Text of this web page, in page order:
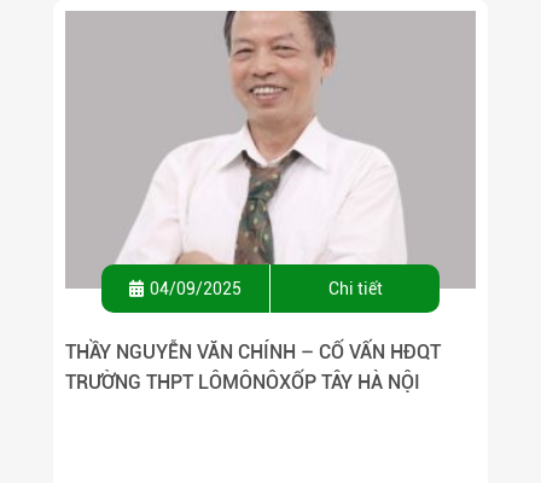
04/09/2025 Chi tiết
THẦY NGUYỄN VĂN CHÍNH – CỐ VẤN HĐQT
TRƯỜNG THPT LÔMÔNÔXỐP TÂY HÀ NỘI